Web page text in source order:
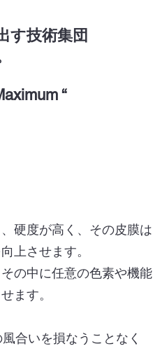
す技術集団
“
硬度が高く、その皮膜は
上させます。
の中に任意の色素や機能
ます。
合いを損なうことなく